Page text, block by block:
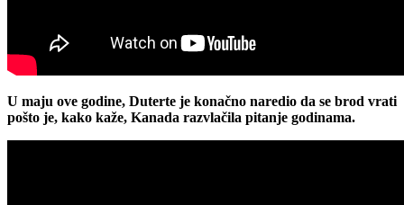
U maju ove godine, Duterte je konačno naredio da se brod vrati
pošto je, kako kaže, Kanada razvlačila pitanje godinama.